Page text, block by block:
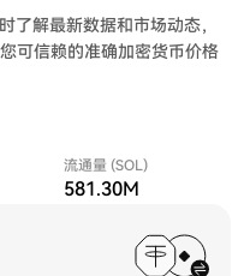
了解最新数据和市场动态，
可信赖的准确加密货币价格
流通量 (SOL)
581.30M